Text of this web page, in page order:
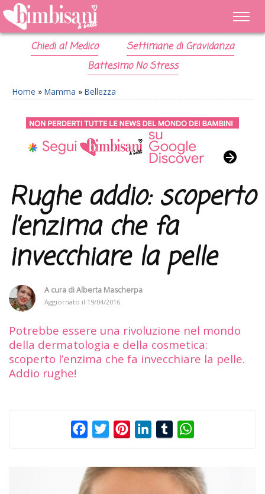
Chiedi al Medico
Settimane di Gravidanza
Battesimo No Stress
Home » Mamma » Bellezza
Rughe addio: scoperto
l’enzima che fa
invecchiare la pelle
A cura diAlberta Mascherpa
Aggiornato il 19/04/2016
Potrebbe essere una rivoluzione nel mondo
della dermatologia e della cosmetica:
scoperto l’enzima che fa invecchiare la pelle.
Addio rughe!
FacebookTwitterPinterestLinkedInTumblr